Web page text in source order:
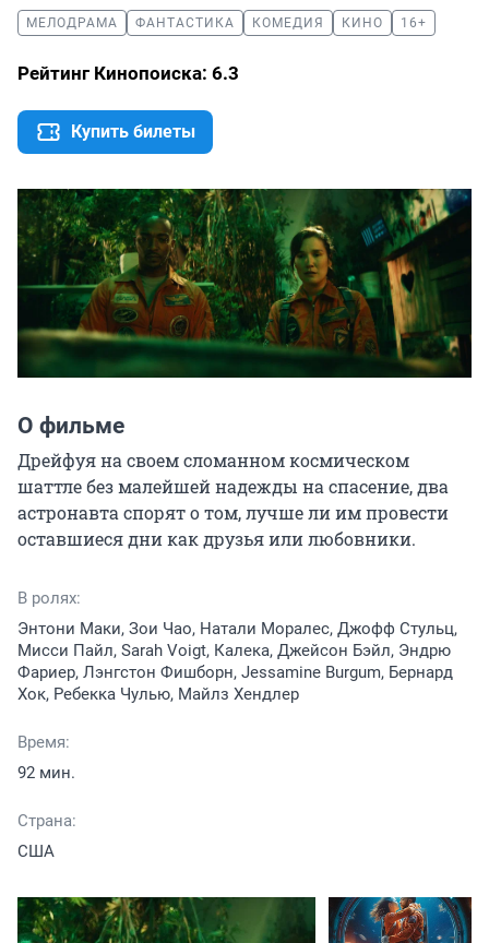
МЕЛОДРАМА ФАНТАСТИКА КОМЕДИЯ КИНО 16+
Рейтинг Кинопоиска: 6.3
Купить билеты
О фильме
Дрейфуя на своем сломанном космическом
шаттле без малейшей надежды на спасение, два
астронавта спорят о том, лучше ли им провести
оставшиеся дни как друзья или любовники.
В ролях:
Энтони Маки, Зои Чао, Натали Моралес, Джофф Стульц,
Мисси Пайл, Sarah Voigt, Калека, Джейсон Бэйл, Эндрю
Фариер, Лэнгстон Фишборн, Jessamine Burgum, Бернард
Хок, Ребекка Чулью, Майлз Хендлер
Время:
92 мин.
Страна:
США